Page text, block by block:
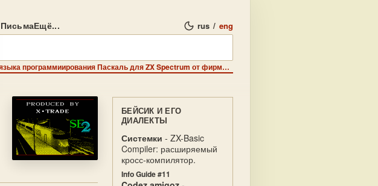
ПисьмаЕщё... rus / eng
Софт - описание языка программиирования Паскаль для ZX Spectrum от фирмы Hisoft.
БЕЙСИК И ЕГО
ДИАЛЕКТЫ
Системки - ZX-Basic
Compiler: расширяемый
кросс-компилятор.
Info Guide #11